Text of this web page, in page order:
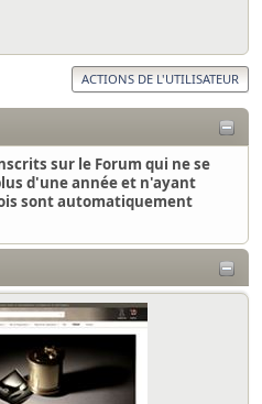
sur le Forum qui ne se
d'une année et n'ayant
sont automatiquement
ACTIONS DE L'UTILISATEUR